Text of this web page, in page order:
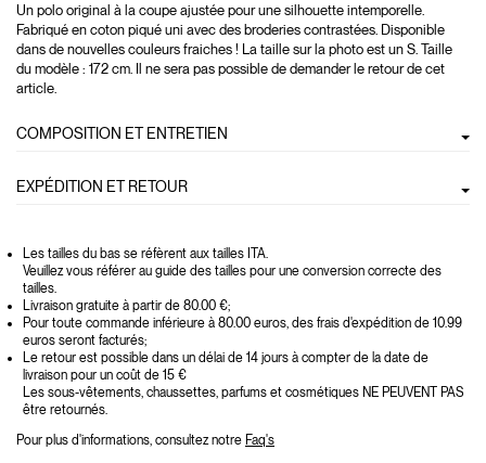
Un polo original à la coupe ajustée pour une silhouette intemporelle.
Fabriqué en coton piqué uni avec des broderies contrastées. Disponible
dans de nouvelles couleurs fraiches ! La taille sur la photo est un S. Taille
du modèle : 172 cm. Il ne sera pas possible de demander le retour de cet
article.
COMPOSITION ET ENTRETIEN
EXPÉDITION ET RETOUR
Les tailles du bas se réfèrent aux tailles ITA.
Veuillez vous référer au guide des tailles pour une conversion correcte des
tailles.
Livraison gratuite à partir de 80.00 €;
Pour toute commande inférieure à 80.00 euros, des frais d'expédition de 10.99
euros seront facturés;
Le retour est possible dans un délai de 14 jours à compter de la date de
livraison pour un coût de 15 €
Les sous-vêtements, chaussettes, parfums et cosmétiques NE PEUVENT PAS
être retournés.
Pour plus d'informations, consultez notre Faq's